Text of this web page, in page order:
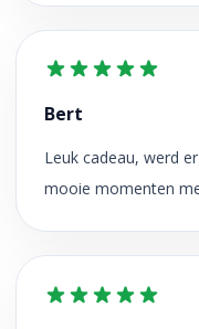
Bert
Leuk cadeau, werd
mooie momenten